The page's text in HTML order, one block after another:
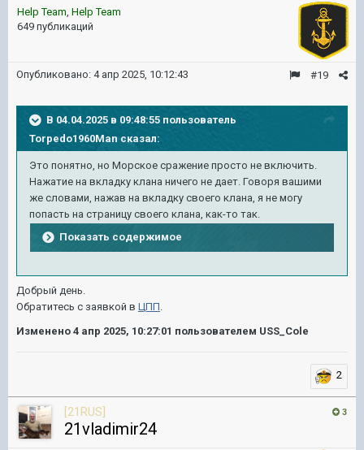
Help Team, Help Team
649 публикаций
#19
Опубликовано: 4 апр 2025, 10:12:43
В 04.04.2025 в 09:48:55 пользователь
Torpedo1960Man сказал:
Это понятно, но Морское сражение просто не включить.
Нажатие на вкладку клана ничего не дает. Говоря вашими
же словами, нажав на вкладку своего клана, я не могу
попасть на страницу своего клана, как-то так.
Показать содержимое
Добрый день.
Обратитесь с заявкой в ЦПП.
Изменено 4 апр 2025, 10:27:01 пользователем USS_Cole
2
3
[21RUS]
21vladimir24